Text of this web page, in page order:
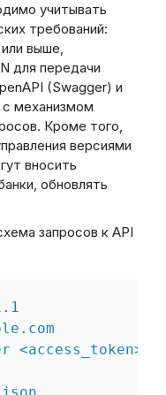
учитывать
требований:
выше,
для передачи
(Swagger) и
механизмом
Кроме того,
версиями
вносить
обновлять
запросов к API